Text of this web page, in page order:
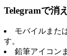
Telegramで消
モバイルまた
す。
鉛筆アイコン